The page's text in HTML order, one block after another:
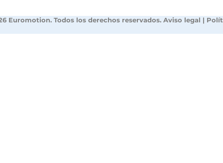
Euromotion. Todos los derechos reservados. Aviso legal |